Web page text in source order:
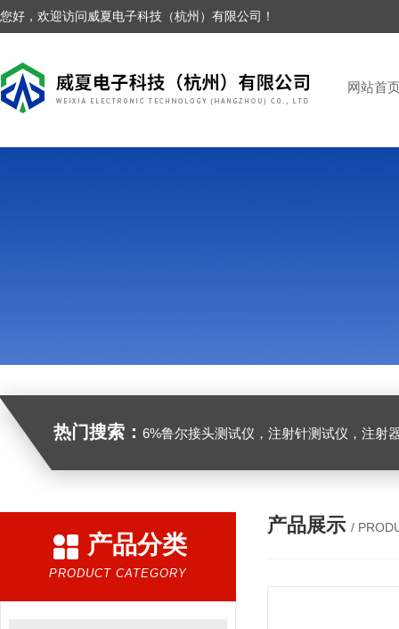
您好，欢迎访问威夏电子科技（杭州）有限公司！
网站首
热门搜索： 6%鲁尔接头测试仪，注射针测试仪，注射器测试仪，缝合针测试仪，缝合线测试仪，导管测
产品分类
PRODUCT CATEGORY
产品展示 /